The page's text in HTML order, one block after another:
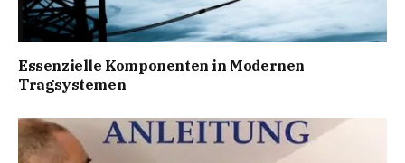
Essenzielle Komponenten in Modernen
Tragsystemen